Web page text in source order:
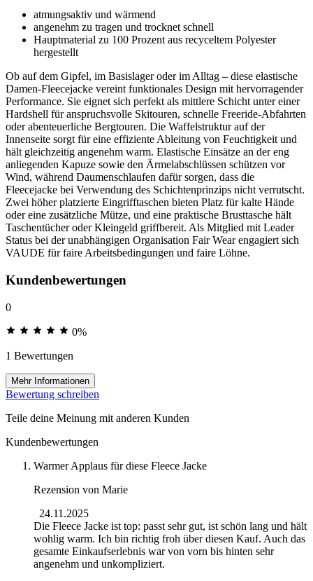
atmungsaktiv und wärmend
angenehm zu tragen und trocknet schnell
Hauptmaterial zu 100 Prozent aus recyceltem Polyester
hergestellt
Ob auf dem Gipfel, im Basislager oder im Alltag – diese elastische
Damen-Fleecejacke vereint funktionales Design mit hervorragender
Performance. Sie eignet sich perfekt als mittlere Schicht unter einer
Hardshell für anspruchsvolle Skitouren, schnelle Freeride-Abfahrten
oder abenteuerliche Bergtouren. Die Waffelstruktur auf der
Innenseite sorgt für eine effiziente Ableitung von Feuchtigkeit und
hält gleichzeitig angenehm warm. Elastische Einsätze an der eng
anliegenden Kapuze sowie den Ärmelabschlüssen schützen vor
Wind, während Daumenschlaufen dafür sorgen, dass die
Fleecejacke bei Verwendung des Schichtenprinzips nicht verrutscht.
Zwei höher platzierte Eingrifftaschen bieten Platz für kalte Hände
oder eine zusätzliche Mütze, und eine praktische Brusttasche hält
Taschentücher oder Kleingeld griffbereit. Als Mitglied mit Leader
Status bei der unabhängigen Organisation Fair Wear engagiert sich
VAUDE für faire Arbeitsbedingungen und faire Löhne.
Kundenbewertungen
0
0%
1 Bewertungen
Mehr Informationen
Bewertung schreiben
Teile deine Meinung mit anderen Kunden
Kundenbewertungen
Warmer Applaus für diese Fleece Jacke
Rezension von Marie
24.11.2025
Die Fleece Jacke ist top: passt sehr gut, ist schön lang und hält
wohlig warm. Ich bin richtig froh über diesen Kauf. Auch das
gesamte Einkaufserlebnis war von vorn bis hinten sehr
angenehm und unkompliziert.